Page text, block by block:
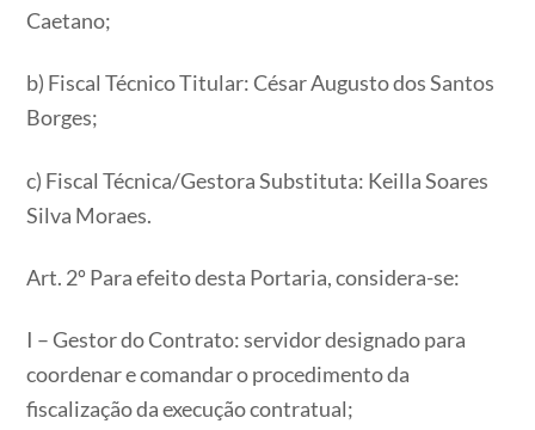
Caetano;
b) Fiscal Técnico Titular: César Augusto dos Santos
Borges;
c) Fiscal Técnica/Gestora Substituta: Keilla Soares
Silva Moraes.
Art. 2º Para efeito desta Portaria, considera-se:
I – Gestor do Contrato: servidor designado para
coordenar e comandar o procedimento da
fiscalização da execução contratual;